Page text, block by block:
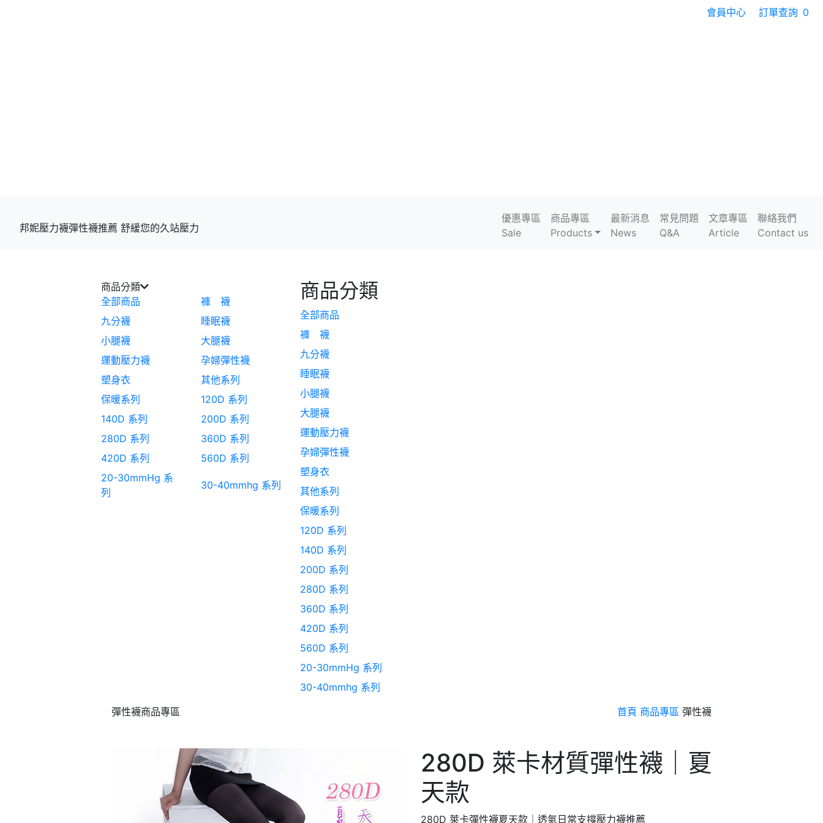
會員中心 訂單查詢 0
邦妮壓力襪彈性襪推薦 舒緩您的久站壓力
優惠專區
Sale
商品專區
Products
最新消息
News
常見問題
Q&A
文章專區
Article
聯絡我們
Contact us
商品分類
全部商品
褲 襪
九分襪
睡眠襪
小腿襪
大腿襪
運動壓力襪
孕婦彈性襪
塑身衣
其他系列
保暖系列
120D 系列
140D 系列
200D 系列
280D 系列
360D 系列
420D 系列
560D 系列
20-30mmHg 系
列
30-40mmhg 系列
商品分類
全部商品
褲 襪
九分襪
睡眠襪
小腿襪
大腿襪
運動壓力襪
孕婦彈性襪
塑身衣
其他系列
保暖系列
120D 系列
140D 系列
200D 系列
280D 系列
360D 系列
420D 系列
560D 系列
20-30mmHg 系列
30-40mmhg 系列
彈性襪商品專區 首頁 商品專區 彈性襪
280D 萊卡材質彈性襪｜夏
天款
280D 萊卡彈性襪夏天款｜透氣日常支撐壓力襪推薦